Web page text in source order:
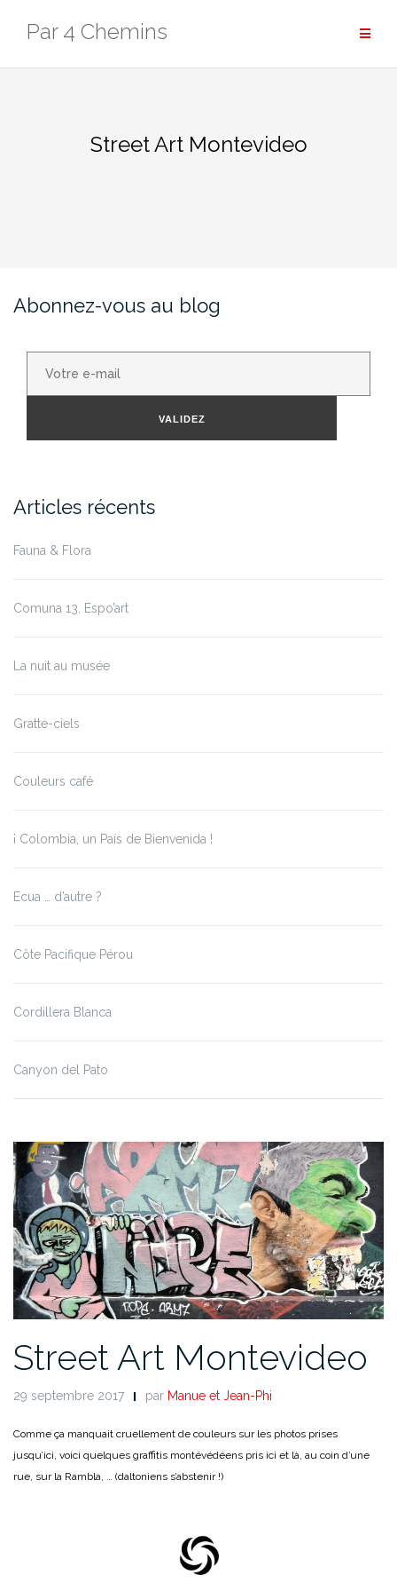
Par 4 Chemins
Street Art Montevideo
Abonnez-vous au blog
VALIDEZ
Articles récents
Fauna & Flora
Comuna 13, Espo’art
La nuit au musée
Gratte-ciels
Couleurs café
¡ Colombia, un País de Bienvenida !
Ecua … d’autre ?
Côte Pacifique Pérou
Cordillera Blanca
Canyon del Pato
Street Art Montevideo
29 septembre 2017 par Manue et Jean-Phi
Comme ça manquait cruellement de couleurs sur les photos prises
jusqu’ici, voici quelques graffitis montévédéens pris ici et là, au coin d’une
rue, sur la Rambla, … (daltoniens s’abstenir !)